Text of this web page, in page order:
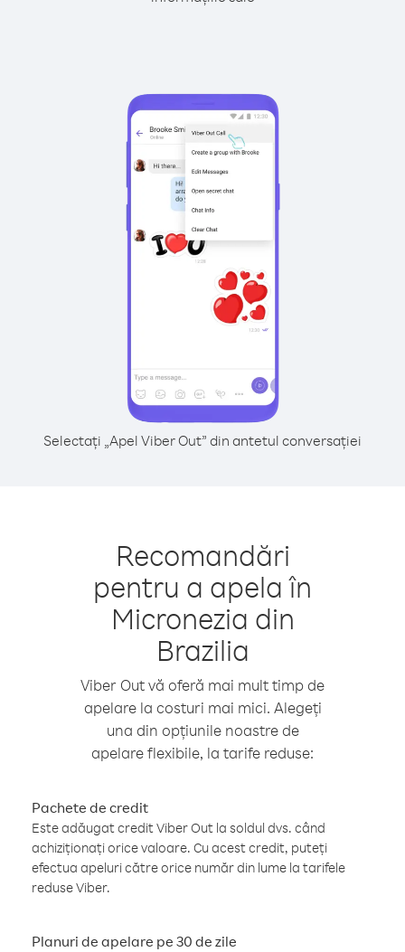
Selectați „Apel Viber Out” din antetul conversației
Recomandări
pentru a apela în
Micronezia din
Brazilia
Viber Out vă oferă mai mult timp de
apelare la costuri mai mici. Alegeți
una din opțiunile noastre de
apelare flexibile, la tarife reduse:
Pachete de credit
Este adăugat credit Viber Out la soldul dvs. când
achiziționați orice valoare. Cu acest credit, puteți
efectua apeluri către orice număr din lume la tarifele
reduse Viber.
Planuri de apelare pe 30 de zile